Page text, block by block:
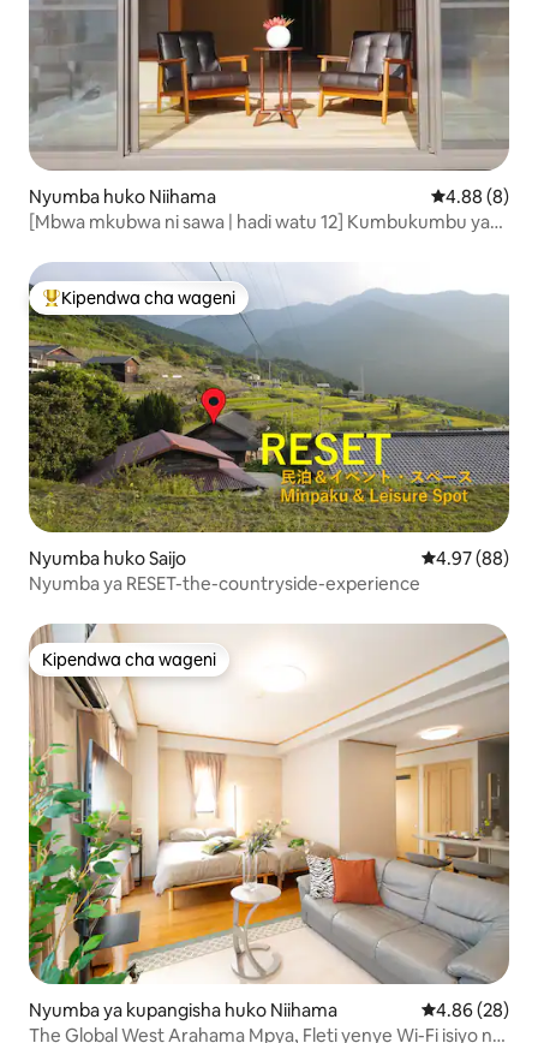
Nyumba huko Niihama Ukadiriaji
4.88 (8)
[Mbwa mkubwa ni sawa | hadi watu 12] Kumbukumbu ya
sebule na jiko, bafu la nje, maegesho ya magari 4｜Shin-
Ikumahama, Ehime
Kipendwa maarufu cha wageni
Kipendwa cha wageni
Nyumba huko Saijo Ukadiriaji wa
4.97 (88)
Nyumba ya RESET-the-countryside-experience
Kipendwa cha wageni
Kipendwa cha wageni
Nyumba ya kupangisha huko Niihama Ukadiriaji wa
4.86 (28)
The Global West Arahama Mpya, Fleti yenye Wi-Fi isiyo na